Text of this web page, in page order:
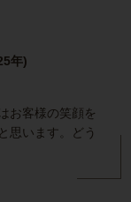
年)
お客様の笑顔を
思います。どう